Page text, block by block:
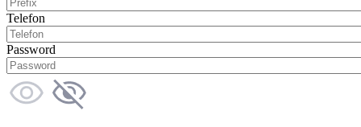
Telefon
Password